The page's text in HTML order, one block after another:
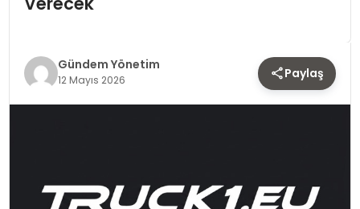
TEKNOLOJI
SAĞLIK
Gündem Yönetim
12 Mayıs 2026 Paylaş